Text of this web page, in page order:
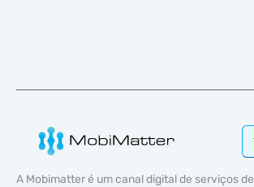
A Mobimatter é um canal digital de serviços de